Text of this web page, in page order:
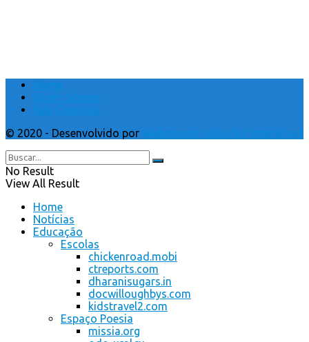
Home
Quem Somos
Fale Conosco
© 2020 - Desenvolvido por Webmundo soluções Interativas
No Result
View All Result
Home
Notícias
Educação
Escolas
chickenroad.mobi
ctreports.com
dharanisugars.in
docwilloughbys.com
kidstravel2.com
Espaço Poesia
missia.org